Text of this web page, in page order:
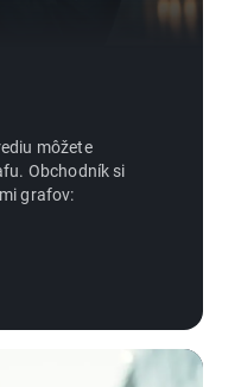
môžete
Obchodník si
grafov: